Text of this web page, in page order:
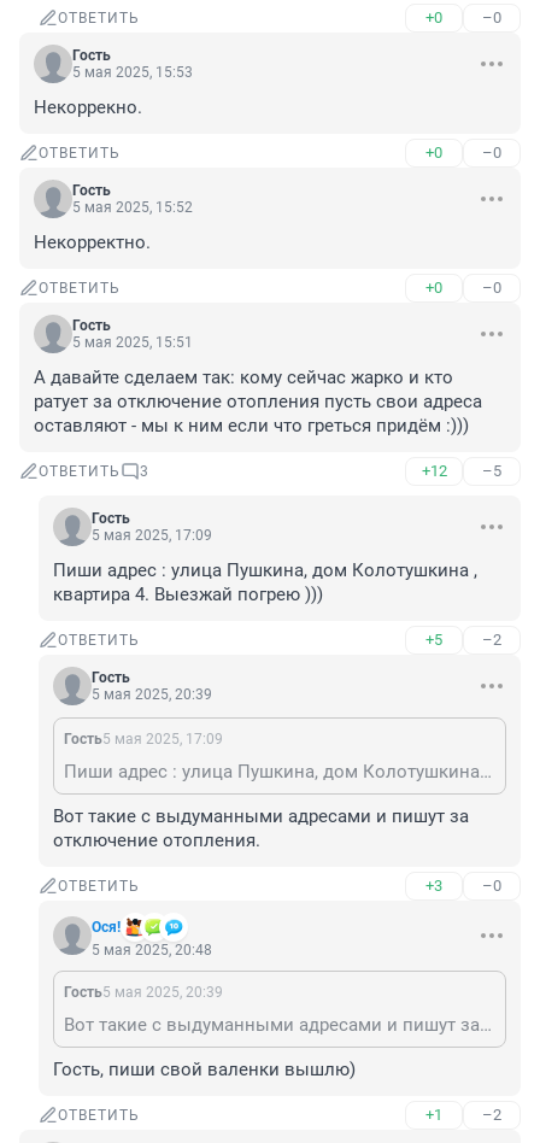
ОТВЕТИТЬ +0 –0
Гость
5 мая 2025, 15:53
Некоррекно.
ОТВЕТИТЬ +0 –0
Гость
5 мая 2025, 15:52
Некорректно.
ОТВЕТИТЬ +0 –0
Гость
5 мая 2025, 15:51
А давайте сделаем так: кому сейчас жарко и кто
ратует за отключение отопления пусть свои адреса
оставляют - мы к ним если что греться придём :)))
ОТВЕТИТЬ 3 +12 –5
Гость
5 мая 2025, 17:09
Пиши адрес : улица Пушкина, дом Колотушкина ,
квартира 4. Выезжай погрею )))
ОТВЕТИТЬ +5 –2
Гость
5 мая 2025, 20:39
Гость5 мая 2025, 17:09
Пиши адрес : улица Пушкина, дом Колотушкина , квартира 4. Выезжай погрею )))
Вот такие с выдуманными адресами и пишут за
отключение отопления.
ОТВЕТИТЬ +3 –0
Ося!
5 мая 2025, 20:48
Гость5 мая 2025, 20:39
Вот такие с выдуманными адресами и пишут за отключение отопления.
Гость, пиши свой валенки вышлю)
ОТВЕТИТЬ +1 –2